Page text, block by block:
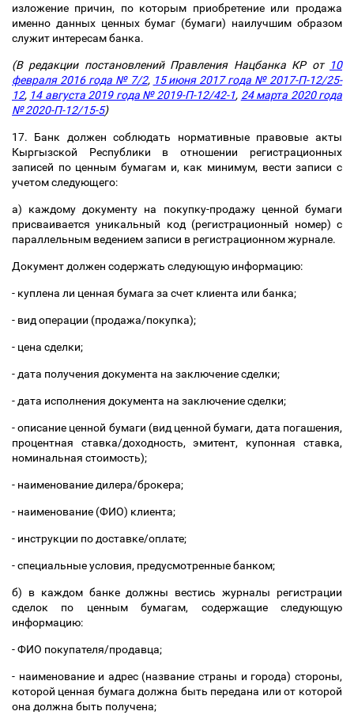
изложение причин, по которым приобретение или продажа
именно данных ценных бумаг (бумаги) наилучшим образом
служит интересам банка.
(В редакции постановлений Правления Нацбанка КР от 10
февраля 2016 года № 7/2, 15 июня 2017 года № 2017-П-12/25-
12, 14 августа 2019 года № 2019-П-12/42-1, 24 марта 2020 года
№ 2020-П-12/15-5)
17. Банк должен соблюдать нормативные правовые акты
Кыргызской Республики в отношении регистрационных
записей по ценным бумагам и, как минимум, вести записи с
учетом следующего:
а) каждому документу на покупку-продажу ценной бумаги
присваивается уникальный код (регистрационный номер) с
параллельным ведением записи в регистрационном журнале.
Документ должен содержать следующую информацию:
- куплена ли ценная бумага за счет клиента или банка;
- вид операции (продажа/покупка);
- цена сделки;
- дата получения документа на заключение сделки;
- дата исполнения документа на заключение сделки;
- описание ценной бумаги (вид ценной бумаги, дата погашения,
процентная ставка/доходность, эмитент, купонная ставка,
номинальная стоимость);
- наименование дилера/брокера;
- наименование (ФИО) клиента;
- инструкции по доставке/оплате;
- специальные условия, предусмотренные банком;
б) в каждом банке должны вестись журналы регистрации
сделок по ценным бумагам, содержащие следующую
информацию:
- ФИО покупателя/продавца;
- наименование и адрес (название страны и города) стороны,
которой ценная бумага должна быть передана или от которой
она должна быть получена;